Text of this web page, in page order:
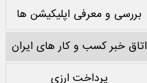
بررسی و معرفی اپلیکیشن ها
اتاق خبر کسب و کار های ایران
پرداخت ارزی